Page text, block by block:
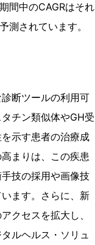
間中のCAGRはそれ
測されています。
断ツールの利用可
チン類似体やGH受
示す患者の治療成
まりは、この疾患
技の採用や画像技
ます。さらに、新
クセスを拡大し、
ルヘルス・ソリュ